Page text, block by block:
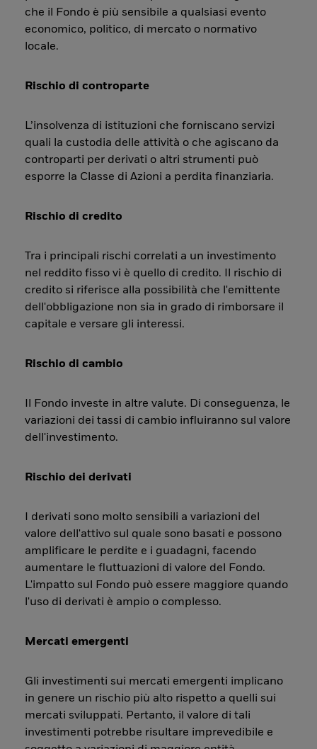
che il Fondo è più sensibile a qualsiasi evento
economico, politico, di mercato o normativo
locale.
Rischio di controparte
L’insolvenza di istituzioni che forniscano servizi
quali la custodia delle attività o che agiscano da
controparti per derivati o altri strumenti può
esporre la Classe di Azioni a perdita finanziaria.
Rischio di credito
Tra i principali rischi correlati a un investimento
nel reddito fisso vi è quello di credito. Il rischio di
credito si riferisce alla possibilità che l'emittente
dell'obbligazione non sia in grado di rimborsare il
capitale e versare gli interessi.
Rischio di cambio
Il Fondo investe in altre valute. Di conseguenza, le
variazioni dei tassi di cambio influiranno sul valore
dell'investimento.
Rischio dei derivati
I derivati sono molto sensibili a variazioni del
valore dell'attivo sul quale sono basati e possono
amplificare le perdite e i guadagni, facendo
aumentare le fluttuazioni di valore del Fondo.
L'impatto sul Fondo può essere maggiore quando
l'uso di derivati è ampio o complesso.
Mercati emergenti
Gli investimenti sui mercati emergenti implicano
in genere un rischio più alto rispetto a quelli sui
mercati sviluppati. Pertanto, il valore di tali
investimenti potrebbe risultare imprevedibile e